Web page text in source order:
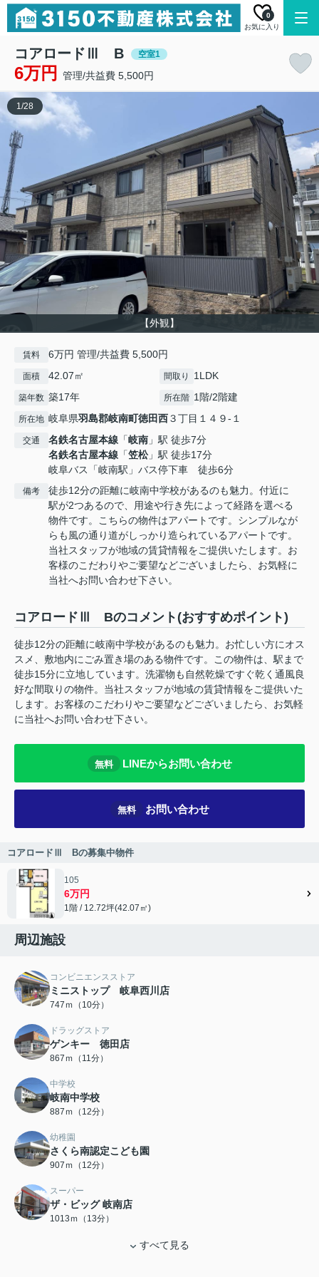
お気に入り
0
コアロードⅢ B 空室1
6万円 管理/共益費 5,500円
【外観】
1/28
賃料 6万円 管理/共益費 5,500円
面積 42.07㎡ 間取り 1LDK
築年数 築17年 所在階 1階/2階建
所在地 岐阜県羽島郡岐南町徳田西３丁目１４９-１
交通 名鉄名古屋本線 「岐南 」駅 徒歩7分
名鉄名古屋本線 「笠松」駅 徒歩17分
岐阜バス「岐南駅」バス停下車 徒歩6分
備考
徒歩12分の距離に岐南中学校があるのも魅力。付近に
駅が2つあるので、用途や行き先によって経路を選べる
物件です。こちらの物件はアパートです。シンプルなが
らも風の通り道がしっかり造られているアパートです。
当社スタッフが地域の賃貸情報をご提供いたします。お
客様のこだわりやご要望などございましたら、お気軽に
当社へお問い合わせ下さい。
コアロードⅢ Bのコメント(おすすめポイント)
徒歩12分の距離に岐南中学校があるのも魅力。お忙しい方にオス
スメ、敷地内にごみ置き場のある物件です。この物件は、駅まで
徒歩15分に立地しています。洗濯物も自然乾燥ですぐ乾く通風良
好な間取りの物件。当社スタッフが地域の賃貸情報をご提供いた
します。お客様のこだわりやご要望などございましたら、お気軽
に当社へお問い合わせ下さい。
無料 LINEからお問い合わせ
無料 お問い合わせ
コアロードⅢ Bの募集中物件
105
6万円
1階 / 12.72坪(42.07㎡)
周辺施設
コンビニエンスストア
ミニストップ 岐阜西川店
747ｍ（10分）
ドラッグストア
ゲンキー 徳田店
867ｍ（11分）
中学校
岐南中学校
887ｍ（12分）
幼稚園
さくら南認定こども園
907ｍ（12分）
スーパー
ザ・ビッグ 岐南店
1013ｍ（13分）
すべて見る